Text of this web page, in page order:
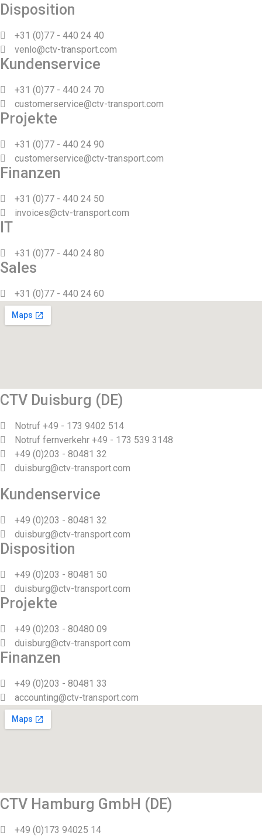
Disposition
+31 (0)77 - 440 24 40
venlo@ctv-transport.com
Kundenservice
+31 (0)77 - 440 24 70
customerservice@ctv-transport.com
Projekte
+31 (0)77 - 440 24 90
customerservice@ctv-transport.com
Finanzen
+31 (0)77 - 440 24 50
invoices@ctv-transport.com
IT
+31 (0)77 - 440 24 80
Sales
+31 (0)77 - 440 24 60
CTV Duisburg (DE)
Notruf +49 - 173 9402 514
Notruf fernverkehr +49 - 173 539 3148
+49 (0)203 - 80481 32
duisburg@ctv-transport.com
Kundenservice
+49 (0)203 - 80481 32
duisburg@ctv-transport.com
Disposition
+49 (0)203 - 80481 50
duisburg@ctv-transport.com
Projekte
+49 (0)203 - 80480 09
duisburg@ctv-transport.com
Finanzen
+49 (0)203 - 80481 33
accounting@ctv-transport.com
CTV Hamburg GmbH (DE)
+49 (0)173 94025 14